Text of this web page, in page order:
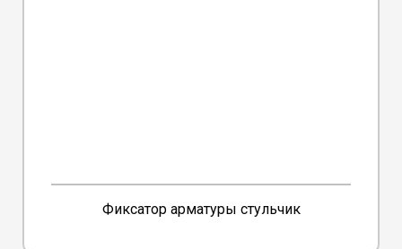
Фиксатор арматуры стульчик